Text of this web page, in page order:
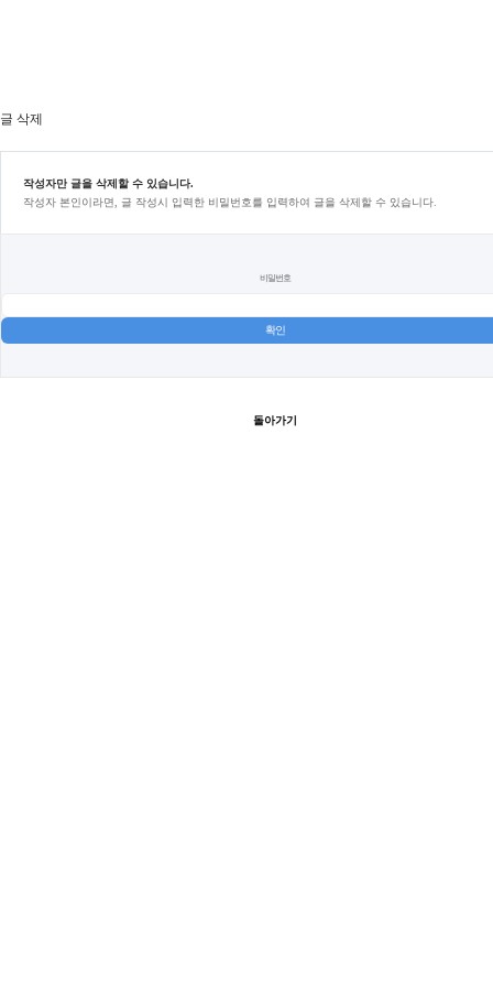
글 삭제
작성자만 글을 삭제할 수 있습니다.
작성자 본인이라면, 글 작성시 입력한 비밀번호를 입력하여 글을 삭제할 수 있습니다.
비밀번호
돌아가기